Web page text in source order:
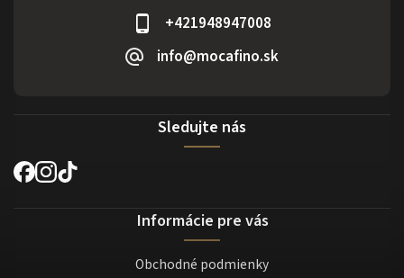
+421948947008
info@mocafino.sk
Sledujte nás
Informácie pre vás
Obchodné podmienky